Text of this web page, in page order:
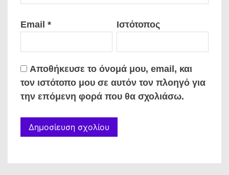
Email * Ιστότοπος
Αποθήκευσε το όνομά μου, email, και
τον ιστότοπο μου σε αυτόν τον πλοηγό για
την επόμενη φορά που θα σχολιάσω.